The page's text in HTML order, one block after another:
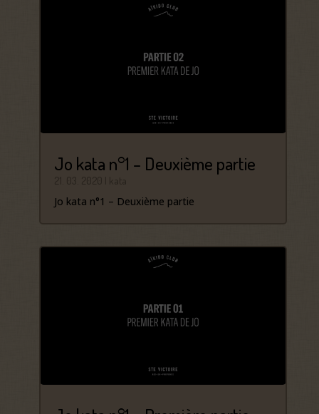
Jo kata n°1 – Deuxième partie
Jo kata n°1 – Deuxième partie